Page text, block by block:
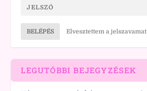
BELÉPÉS Elvesztettem a jelszavamat
LEGUTÓBBI BEJEGYZÉSEK